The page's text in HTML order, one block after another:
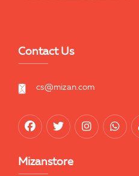
Contact Us
cs@mizan.com
Mizanstore